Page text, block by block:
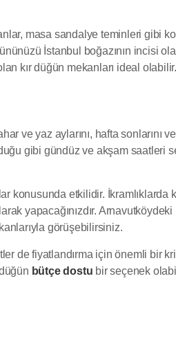
masa sandalye teminleri gibi
İstanbul boğazının incisi
kır düğün mekanları ideal olabilir.
ve yaz aylarını, hafta sonlarını
gibi gündüz ve akşam saatleri
konusunda etkilidir. İkramlıklarda
yapacağınızdır. Arnavutköydeki
görüşebilirsiniz.
de fiyatlandırma için önemli bir
bütçe dostu bir seçenek